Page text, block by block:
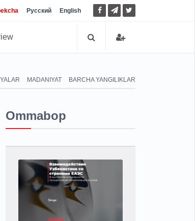
Русский English
MADANIYAT BARCHA YANGILIKLAR
Ommabop